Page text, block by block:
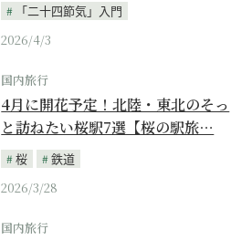
「二十四節気」入門
2026/4/3
国内旅行
4月に開花予定！北陸・東北のそっ
と訪ねたい桜駅7選【桜の駅旅…
桜
鉄道
2026/3/28
国内旅行